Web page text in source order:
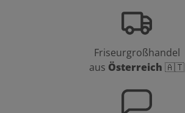
Friseurgroßhandel
aus Österreich 🇦🇹